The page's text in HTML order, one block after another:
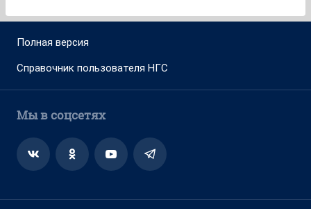
Полная версия
Справочник пользователя НГС
Мы в соцсетях